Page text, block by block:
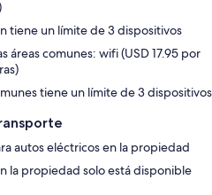
tiene un límite de 3 dispositivos
áreas comunes: wifi (USD 17.95 por
tiene un límite de 3 dispositivos
autos eléctricos en la propiedad
la propiedad solo está disponible